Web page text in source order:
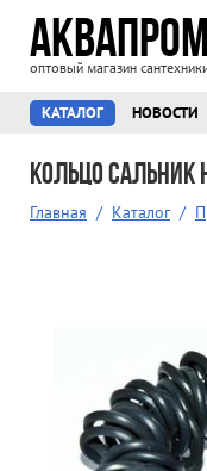
АКВАПРОМ
оптовый магазин
КАТАЛОГ НОВОСТИ
Кольцо
Главная / Каталог /